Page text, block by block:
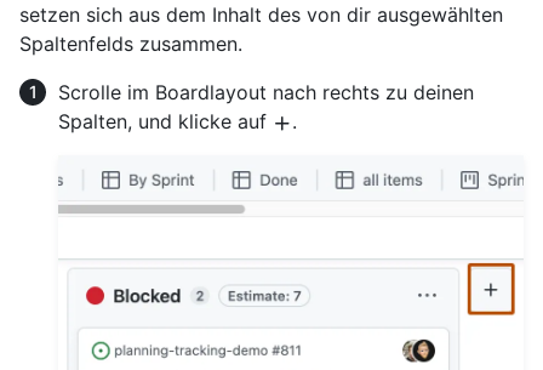
setzen sich aus dem Inhalt des von dir ausgewählten
Spaltenfelds zusammen.
Scrolle im Boardlayout nach rechts zu deinen
Spalten, und klicke auf
.